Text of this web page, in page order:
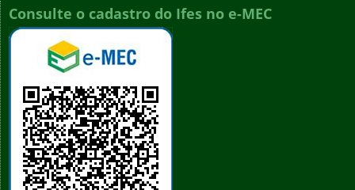
Consulte o cadastro do Ifes no e-MEC